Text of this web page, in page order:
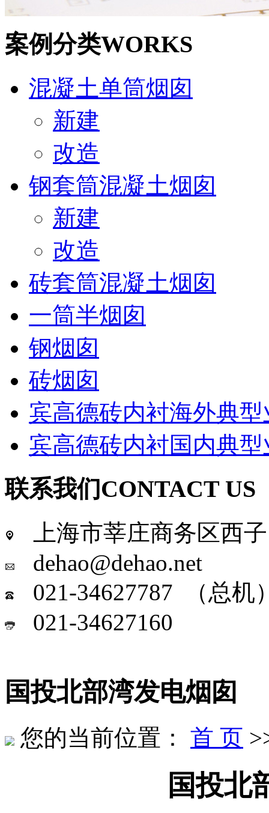
案例分类WORKS
混凝土单筒烟囱
新建
改造
钢套筒混凝土烟囱
新建
改造
砖套筒混凝土烟囱
一筒半烟囱
钢烟囱
砖烟囱
宾高德砖内衬海外典型
宾高德砖内衬国内典型
联系我们 CONTACT US
上海市莘庄商务区西
dehao@dehao.net
021-34627787 （总机
021-34627160
国投北部湾发电烟囱
您的当前位置： 首 页
国投北